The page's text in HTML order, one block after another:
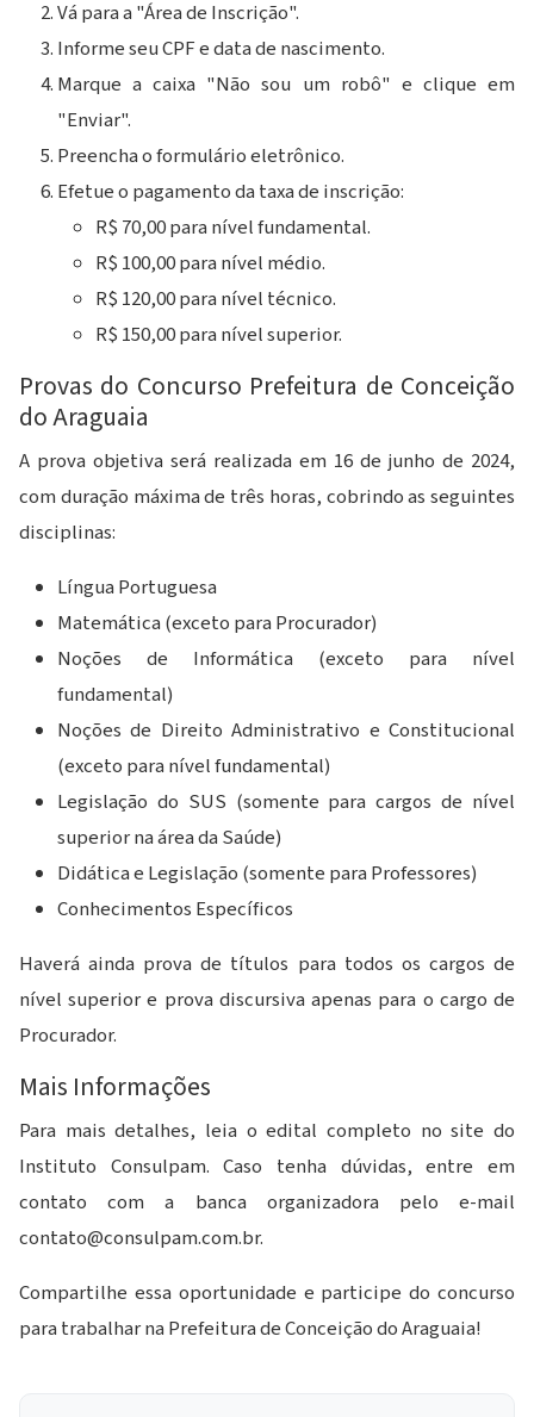
Vá para a "Área de Inscrição".
Informe seu CPF e data de nascimento.
Marque a caixa "Não sou um robô" e clique em
"Enviar".
Preencha o formulário eletrônico.
Efetue o pagamento da taxa de inscrição:
R$ 70,00 para nível fundamental.
R$ 100,00 para nível médio.
R$ 120,00 para nível técnico.
R$ 150,00 para nível superior.
Provas do Concurso Prefeitura de Conceição
do Araguaia
A prova objetiva será realizada em 16 de junho de 2024,
com duração máxima de três horas, cobrindo as seguintes
disciplinas:
Língua Portuguesa
Matemática (exceto para Procurador)
Noções de Informática (exceto para nível
fundamental)
Noções de Direito Administrativo e Constitucional
(exceto para nível fundamental)
Legislação do SUS (somente para cargos de nível
superior na área da Saúde)
Didática e Legislação (somente para Professores)
Conhecimentos Específicos
Haverá ainda prova de títulos para todos os cargos de
nível superior e prova discursiva apenas para o cargo de
Procurador.
Mais Informações
Para mais detalhes, leia o edital completo no site do
Instituto Consulpam. Caso tenha dúvidas, entre em
contato com a banca organizadora pelo e-mail
contato@consulpam.com.br.
Compartilhe essa oportunidade e participe do concurso
para trabalhar na Prefeitura de Conceição do Araguaia!